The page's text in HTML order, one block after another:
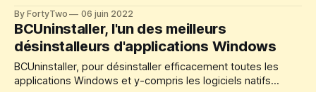
de vos données et de l'utilisation que vous en faites.
By FortyTwo 06 juin 2022
BCUninstaller, l'un des meilleurs
désinstalleurs d'applications Windows
BCUninstaller, pour désinstaller efficacement toutes les
applications Windows et y-compris les logiciels natifs